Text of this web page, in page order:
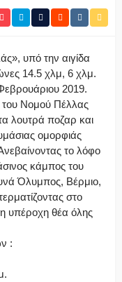
υπό την αιγίδα
14.5 χλμ, 6 χλμ.
2019.
του Νομού Πέλλας
λουτρά ποζαρ και
ομορφιάς
το λόφο
κάμπος του
Όλυμπος, Βέρμιο,
στο
υπέροχη θέα όλης
: